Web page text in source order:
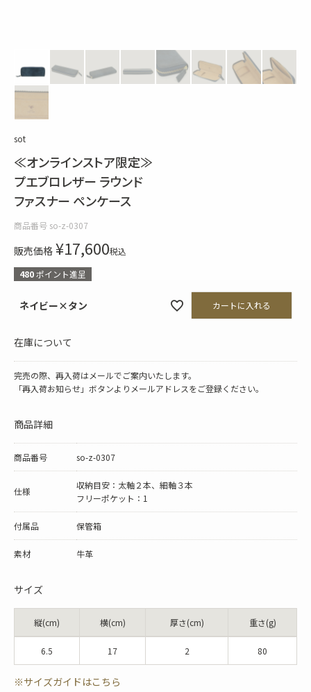
sot
≪オンラインストア限定≫
プエブロレザー ラウンド
ファスナー ペンケース
商品番号 so-z-0307
販売価格 ¥17,600税込
480ポイント進呈
ネイビー×タン カートに入れる
在庫について
完売の際、再入荷はメールでご案内いたします。
「再入荷お知らせ」ボタンよりメールアドレスをご登録ください。
商品詳細
商品番号 so-z-0307
仕様
収納目安：太軸２本、細軸３本
フリーポケット：1
付属品 保管箱
素材 牛革
サイズ
縦(cm) 横(cm) 厚さ(cm) 重さ(g)
6.5 17 2 80
※サイズガイドはこちら